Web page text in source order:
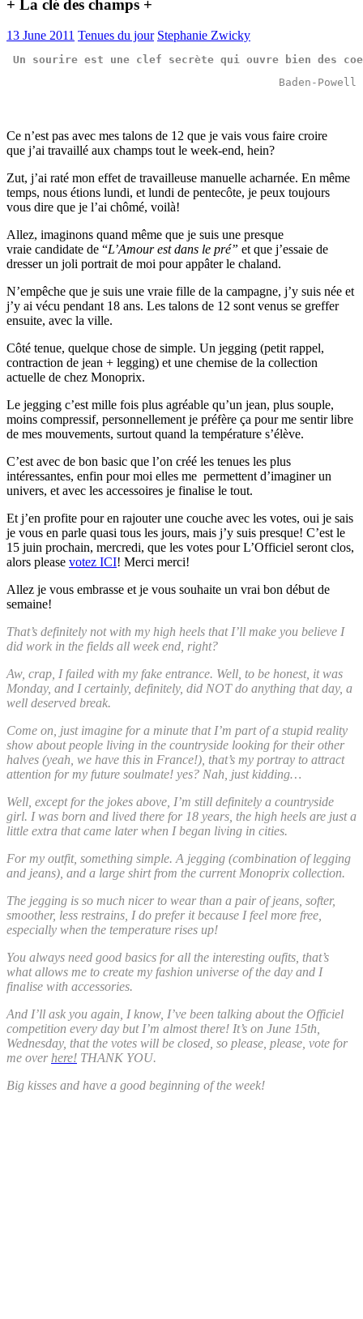
+ La clé des champs +
13 June 2011 Tenues du jour Stephanie Zwicky
Un sourire est une clef secrète qui ouvre bien des
Baden-Powell
Ce n’est pas avec mes talons de 12 que je vais vous faire croire
que j’ai travaillé aux champs tout le week-end, hein?
Zut, j’ai raté mon effet de travailleuse manuelle acharnée. En même
temps, nous étions lundi, et lundi de pentecôte, je peux toujours
vous dire que je l’ai chômé, voilà!
Allez, imaginons quand même que je suis une presque
vraie candidate de “L’Amour est dans le pré” et que j’essaie de
dresser un joli portrait de moi pour appâter le chaland.
N’empêche que je suis une vraie fille de la campagne, j’y suis née et
j’y ai vécu pendant 18 ans. Les talons de 12 sont venus se greffer
ensuite, avec la ville.
Côté tenue, quelque chose de simple. Un jegging (petit rappel,
contraction de jean + legging) et une chemise de la collection
actuelle de chez Monoprix.
Le jegging c’est mille fois plus agréable qu’un jean, plus souple,
moins compressif, personnellement je préfère ça pour me sentir libre
de mes mouvements, surtout quand la température s’élève.
C’est avec de bon basic que l’on créé les tenues les plus
intéressantes, enfin pour moi elles me permettent d’imaginer un
univers, et avec les accessoires je finalise le tout.
Et j’en profite pour en rajouter une couche avec les votes, oui je sais
je vous en parle quasi tous les jours, mais j’y suis presque! C’est le
15 juin prochain, mercredi, que les votes pour L’Officiel seront clos,
alors please votez ICI! Merci merci!
Allez je vous embrasse et je vous souhaite un vrai bon début de
semaine!
That’s definitely not with my high heels that I’ll make you believe I
did work in the fields all week end, right?
Aw, crap, I failed with my fake entrance. Well, to be honest, it was
Monday, and I certainly, definitely, did NOT do anything that day, a
well deserved break.
Come on, just imagine for a minute that I’m part of a stupid reality
show about people living in the countryside looking for their other
halves (yeah, we have this in France!), that’s my portray to attract
attention for my future soulmate! yes? Nah, just kidding…
Well, except for the jokes above, I’m still definitely a countryside
girl. I was born and lived there for 18 years, the high heels are just a
little extra that came later when I began living in cities.
For my outfit, something simple. A jegging (combination of legging
and jeans), and a large shirt from the current Monoprix collection.
The jegging is so much nicer to wear than a pair of jeans, softer,
smoother, less restrains, I do prefer it because I feel more free,
especially when the temperature rises up!
You always need good basics for all the interesting oufits, that’s
what allows me to create my fashion universe of the day and I
finalise with accessories.
And I’ll ask you again, I know, I’ve been talking about the Officiel
competition every day but I’m almost there! It’s on June 15th,
Wednesday, that the votes will be closed, so please, please, vote for
me over here! THANK YOU.
Big kisses and have a good beginning of the week!